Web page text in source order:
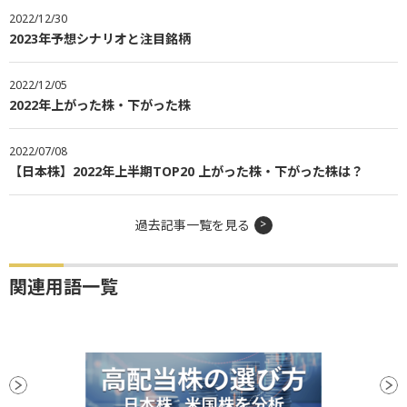
2022/12/30
2023年予想シナリオと注目銘柄
2022/12/05
2022年上がった株・下がった株
2022/07/08
【日本株】2022年上半期TOP20 上がった株・下がった株は？
過去記事一覧を見る
関連用語一覧